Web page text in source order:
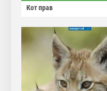
Кот прав